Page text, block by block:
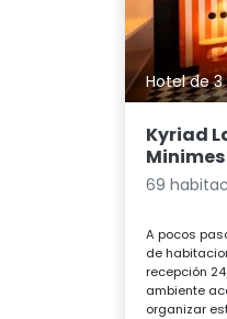
Hotel de
Kyriad
Minimes
69
A pocos
de
recepción
ambiente
organizar